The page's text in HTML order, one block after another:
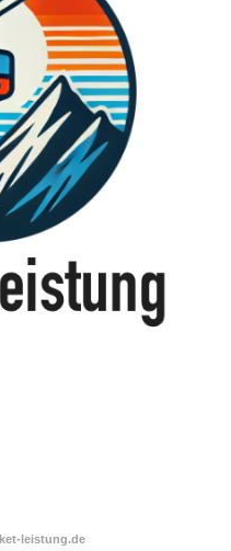
leistung.de